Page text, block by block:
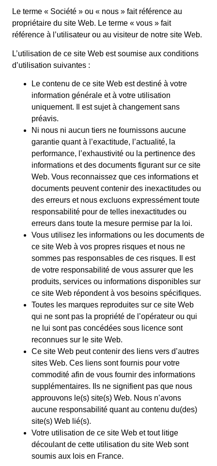
Le terme « Société » ou « nous » fait référence au
propriétaire du site Web. Le terme « vous » fait
référence à l’utilisateur ou au visiteur de notre site Web.
L’utilisation de ce site Web est soumise aux conditions
d’utilisation suivantes :
Le contenu de ce site Web est destiné à votre
information générale et à votre utilisation
uniquement. Il est sujet à changement sans
préavis.
Ni nous ni aucun tiers ne fournissons aucune
garantie quant à l’exactitude, l’actualité, la
performance, l’exhaustivité ou la pertinence des
informations et des documents figurant sur ce site
Web. Vous reconnaissez que ces informations et
documents peuvent contenir des inexactitudes ou
des erreurs et nous excluons expressément toute
responsabilité pour de telles inexactitudes ou
erreurs dans toute la mesure permise par la loi.
Vous utilisez les informations ou les documents de
ce site Web à vos propres risques et nous ne
sommes pas responsables de ces risques. Il est
de votre responsabilité de vous assurer que les
produits, services ou informations disponibles sur
ce site Web répondent à vos besoins spécifiques.
Toutes les marques reproduites sur ce site Web
qui ne sont pas la propriété de l’opérateur ou qui
ne lui sont pas concédées sous licence sont
reconnues sur le site Web.
Ce site Web peut contenir des liens vers d’autres
sites Web. Ces liens sont fournis pour votre
commodité afin de vous fournir des informations
supplémentaires. Ils ne signifient pas que nous
approuvons le(s) site(s) Web. Nous n’avons
aucune responsabilité quant au contenu du(des)
site(s) Web lié(s).
Votre utilisation de ce site Web et tout litige
découlant de cette utilisation du site Web sont
soumis aux lois en France.